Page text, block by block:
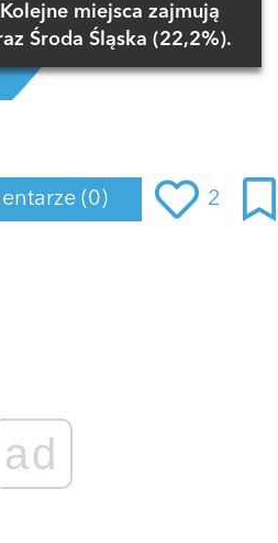
miejsca zajmują
Środa Śląska (22,2%).
(0) 2
ad